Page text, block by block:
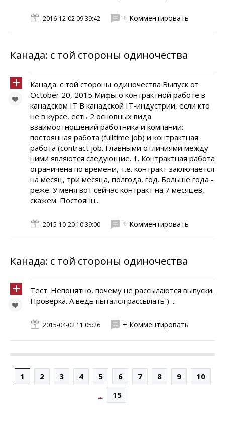
2016-12-02 09:39:42 + Комментировать
Канада: с той стороны одиночества
Канада: с той стороны одиночества Выпуск от
October 20, 2015 Мифы о контрактной работе в
канадском IT В канадской IT-индустрии, если кто
не в курсе, есть 2 основных вида
взаимоотношений работника и компании:
постоянная работа (fulltime job) и контрактная
работа (contract job. Главными отличиями между
ними являются следующие. 1. Контрактная работа
ограничена по времени, т.е. контракт заключается
на месяц, три месяца, полгода, год. Больше года -
реже. У меня вот сейчас контракт на 7 месяцев,
скажем. Постоянн...
2015-10-20 10:39:00 + Комментировать
Канада: с той стороны одиночества
Тест. Непонятно, почему не рассылаются выпуски.
Проверка. А ведь пытался рассылать ) ...
2015-04-02 11:05:26 + Комментировать
1 2 3 4 5 6 7 8 9
10
...
15